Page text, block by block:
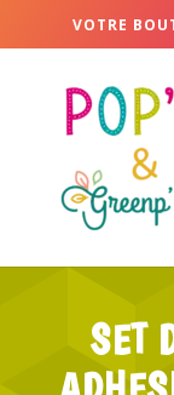
VOTRE
SET